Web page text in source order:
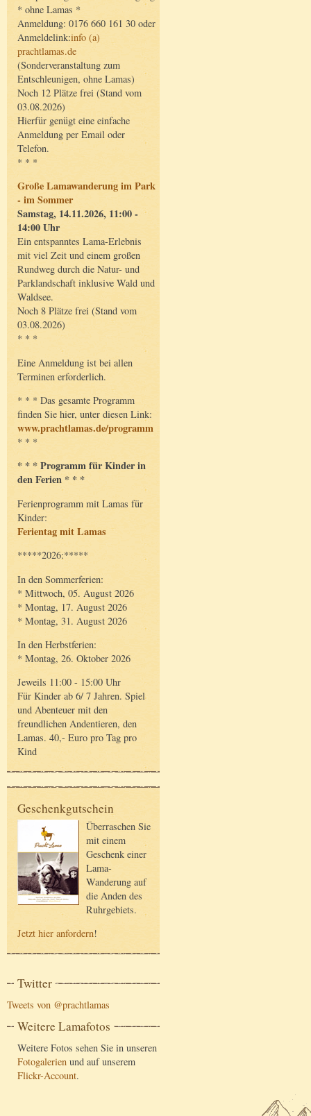
* ohne Lamas *
Anmeldung: 0176 660 161 30 oder
Anmeldelink:info (a)
prachtlamas.de
(Sonderveranstaltung zum
Entschleunigen, ohne Lamas)
Noch 12 Plätze frei (Stand vom
03.08.2026)
Hierfür genügt eine einfache
Anmeldung per Email oder
Telefon.
* * *
Große Lamawanderung im Park
- im Sommer
Samstag, 14.11.2026, 11:00 -
14:00 Uhr
Ein entspanntes Lama-Erlebnis
mit viel Zeit und einem großen
Rundweg durch die Natur- und
Parklandschaft inklusive Wald und
Waldsee.
Noch 8 Plätze frei (Stand vom
03.08.2026)
* * *
Eine Anmeldung ist bei allen
Terminen erforderlich.
* * * Das gesamte Programm
finden Sie hier, unter diesen Link:
www.prachtlamas.de/programm
* * *
* * * Programm für Kinder in
den Ferien * * *
Ferienprogramm mit Lamas für
Kinder:
Ferientag mit Lamas
*****2026:*****
In den Sommerferien:
* Mittwoch, 05. August 2026
* Montag, 17. August 2026
* Montag, 31. August 2026
In den Herbstferien:
* Montag, 26. Oktober 2026
Jeweils 11:00 - 15:00 Uhr
Für Kinder ab 6/ 7 Jahren. Spiel
und Abenteuer mit den
freundlichen Andentieren, den
Lamas. 40,- Euro pro Tag pro
Kind
Geschenkgutschein
Überraschen Sie
mit einem
Geschenk einer
Lama-
Wanderung auf
die Anden des
Ruhrgebiets.
Jetzt hier anfordern!
Twitter
Tweets von @prachtlamas
Weitere Lamafotos
Weitere Fotos sehen Sie in unseren
Fotogalerien und auf unserem
Flickr-Account.